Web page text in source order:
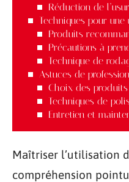
Réduction de
Techniques pour
Produits
Précautions à
Technique de
Astuces de
Choix des produits
Techniques de
Entretien et
Maîtriser l’utilisation
compréhension